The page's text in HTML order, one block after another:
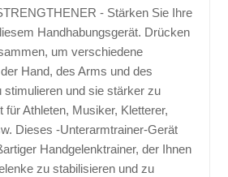
- Stärken Sie Ihre
Handhabungsgerät. Drücken
um verschiedene
Hand, des Arms und des
stimulieren und sie stärker zu
für Athleten, Musiker, Kletterer,
Dieses -Unterarmtrainer-Gerät
Handgelenktrainer, der Ihnen
zu stabilisieren und zu